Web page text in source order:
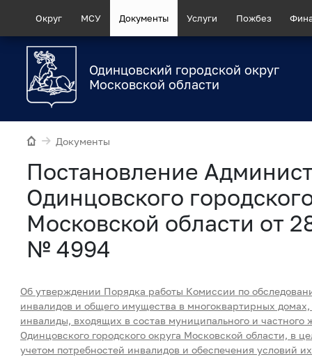
Округ МСУ Документы Услуги Пожбез
Одинцовский городской округ
Московской области
Документы
Постановление
Одинцовского
Московской области от
№ 4994
Об утверждении Порядка работы Комиссии по
инвалидов и общего имущества в многоквартирных
инвалиды, входящих в состав муниципального и
Одинцовского городского округа Московской области, в
учетом потребностей инвалидов и обеспечения условий